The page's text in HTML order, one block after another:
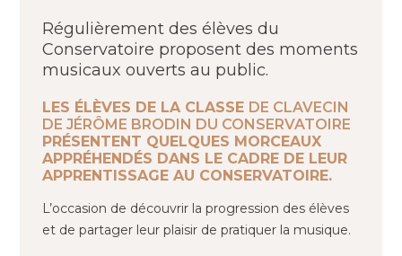
Régulièrement des élèves du
Conservatoire proposent des moments
musicaux ouverts au public.
LES ÉLÈVES DE LA CLASSE DE CLAVECIN
DE JÉRÔME BRODIN DU CONSERVATOIRE
PRÉSENTENT QUELQUES MORCEAUX
APPRÉHENDÉS DANS LE CADRE DE LEUR
APPRENTISSAGE AU CONSERVATOIRE.
L’occasion de découvrir la progression des élèves
et de partager leur plaisir de pratiquer la musique.